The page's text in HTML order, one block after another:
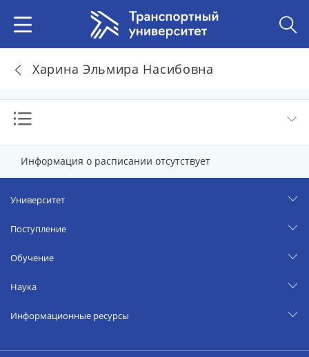
Харина Эльмира Насибовна
Информация о расписании отсутствует
Университет
Поступление
Обучение
Наука
Информационные ресурсы